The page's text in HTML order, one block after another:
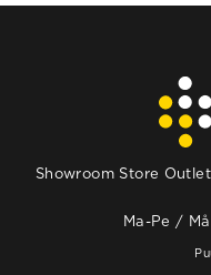
Showroom Store
Ma-Pe /